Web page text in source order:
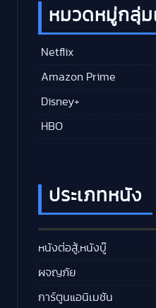
หมวดหมู่กลุ่
Netflix
Amazon Prime
Disney+
HBO
ประเภทหนัง
หนังต่อสู้,หนังบู๊
ผจญภัย
การ์ตูนแอนิเมชัน